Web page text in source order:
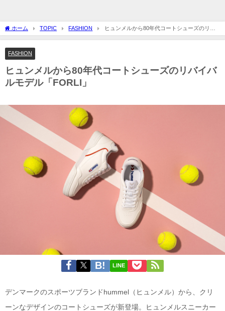
ホーム TOPIC FASHION
ヒュンメルから80年代コートシューズのリバ
イバルモデル「FORLI」
FASHION
ヒュンメルから80年代コートシューズのリバイバ
ルモデル「FORLI」
LINE
デンマークのスポーツブランドhummel（ヒュンメル）から、クリ
ーンなデザインのコートシューズが新登場。ヒュンメルスニーカー